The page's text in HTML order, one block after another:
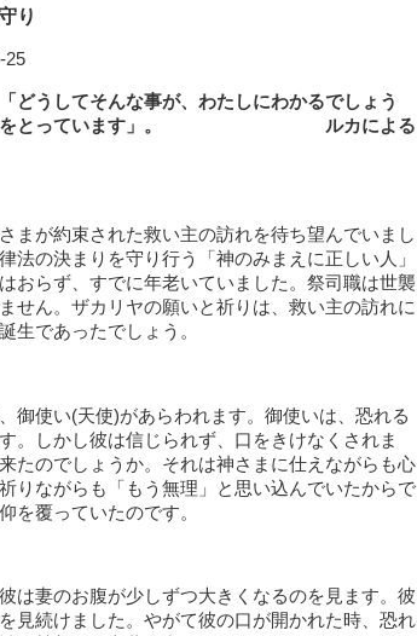
り
25
どうしてそんな事が、わたしにわかるでしょう
も年をとっています」。 ルカによる
まが約束された救い主の訪れを待ち望んでいまし
法の決まりを守り行う「神のみまえに正しい人」
おらず、すでに年老いていました。祭司職は世襲
せん。ザカリヤの願いと祈りは、救い主の訪れに
生であったでしょう。
御使い(天使)があらわれます。御使いは、恐れる
。しかし彼は信じられず、口をきけなくされま
たのでしょうか。それは神さまに仕えながらも心
りながらも「もう無理」と思い込んでいたからで
を覆っていたのです。
は妻のお腹が少しずつ大きくなるのを見ます。彼
見続けました。やがて彼の口が開かれた時、恐れ